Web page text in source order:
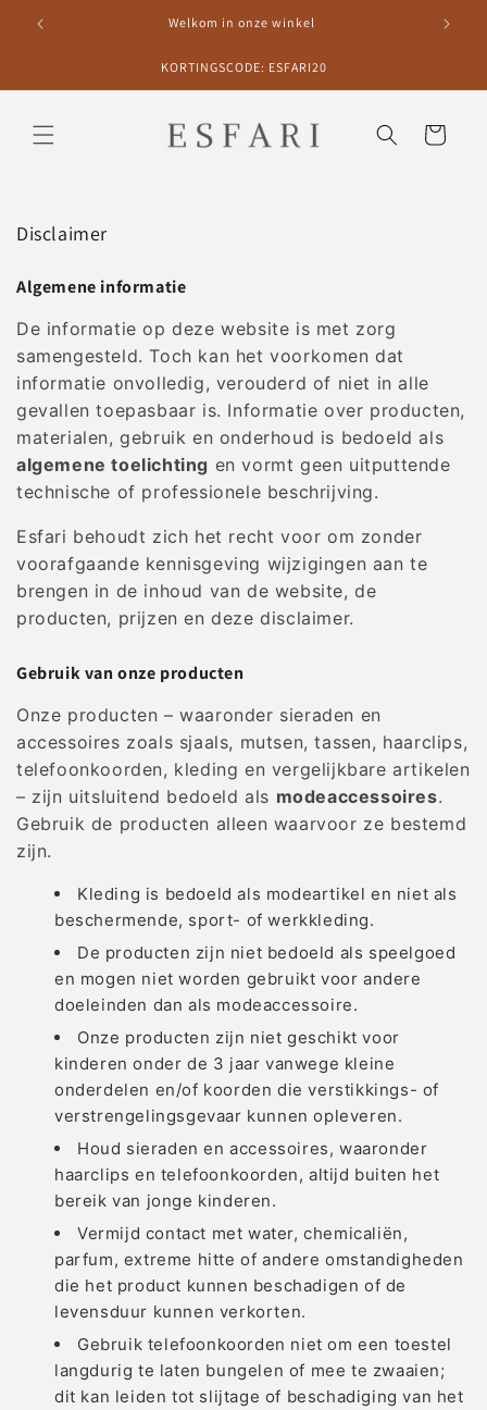
naar de
Welkom in onze winkel
KORTINGSCODE: ESFARI20
Winkelwagen
Disclaimer
Algemene informatie
De informatie op deze website is met zorg
samengesteld. Toch kan het voorkomen dat
informatie onvolledig, verouderd of niet in alle
gevallen toepasbaar is. Informatie over producten,
materialen, gebruik en onderhoud is bedoeld als
algemene toelichting en vormt geen uitputtende
technische of professionele beschrijving.
Esfari behoudt zich het recht voor om zonder
voorafgaande kennisgeving wijzigingen aan te
brengen in de inhoud van de website, de
producten, prijzen en deze disclaimer.
Gebruik van onze producten
Onze producten – waaronder sieraden en
accessoires zoals sjaals, mutsen, tassen, haarclips,
telefoonkoorden, kleding en vergelijkbare artikelen
– zijn uitsluitend bedoeld als modeaccessoires.
Gebruik de producten alleen waarvoor ze bestemd
zijn.
Kleding is bedoeld als modeartikel en niet als
beschermende, sport- of werkkleding.
De producten zijn niet bedoeld als speelgoed
en mogen niet worden gebruikt voor andere
doeleinden dan als modeaccessoire.
Onze producten zijn niet geschikt voor
kinderen onder de 3 jaar vanwege kleine
onderdelen en/of koorden die verstikkings- of
verstrengelingsgevaar kunnen opleveren.
Houd sieraden en accessoires, waaronder
haarclips en telefoonkoorden, altijd buiten het
bereik van jonge kinderen.
Vermijd contact met water, chemicaliën,
parfum, extreme hitte of andere omstandigheden
die het product kunnen beschadigen of de
levensduur kunnen verkorten.
Gebruik telefoonkoorden niet om een toestel
langdurig te laten bungelen of mee te zwaaien;
dit kan leiden tot slijtage of beschadiging van het